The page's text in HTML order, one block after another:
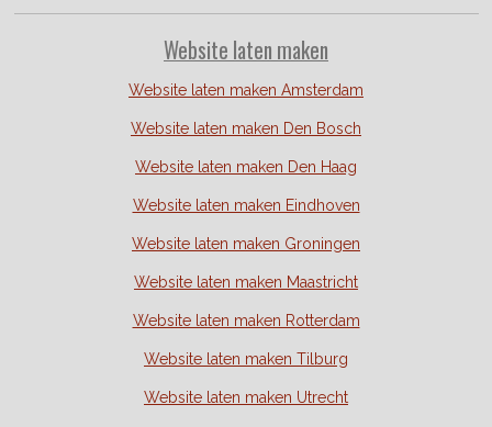
Website laten maken
Website laten maken Amsterdam
Website laten maken Den Bosch
Website laten maken Den Haag
Website laten maken Eindhoven
Website laten maken Groningen
Website laten maken Maastricht
Website laten maken Rotterdam
Website laten maken Tilburg
Website laten maken Utrecht